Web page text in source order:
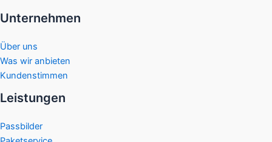
Unternehmen
Über uns
Was wir anbieten
Kundenstimmen
Leistungen
Passbilder